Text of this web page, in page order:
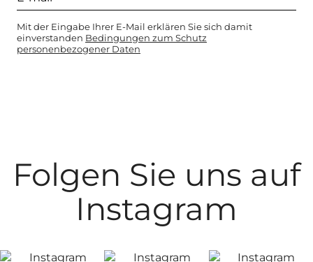
Mit der Eingabe Ihrer E-Mail erklären Sie sich damit
einverstanden Bedingungen zum Schutz
personenbezogener Daten
Folgen Sie uns auf
Instagram